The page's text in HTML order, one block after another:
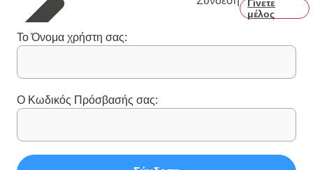
Γίνετε
μέλος
Το Όνομα χρήστη σας:
Ο Κωδικός Πρόσβασής σας: